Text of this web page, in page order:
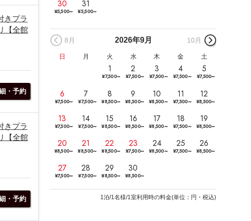
きプラ
【全館
・予約
きプラ
【全館
・予約
30
¥5,500~
31
¥5,500~
2026年9月
8月 10月
日 月 火 水 木 金 土
1
¥7,500~
2
¥7,500~
3
¥7,500~
4
¥7,500~
5
¥7,500~
6
¥7,500~
7
¥7,500~
8
¥8,500~
9
¥8,500~
10
¥8,500~
11
¥7,500~
12
¥8,500~
13
¥7,500~
14
¥7,500~
15
¥8,500~
16
¥8,500~
17
¥8,500~
18
¥7,500~
19
¥8,500~
20
¥8,500~
21
¥8,500~
22
¥8,500~
23
¥7,500~
24
¥8,500~
25
¥7,500~
26
¥8,500~
27
¥7,500~
28
¥7,500~
29
¥8,500~
30
¥8,500~
1泊/1名様/1室利用時の料金(単位：円・税込)